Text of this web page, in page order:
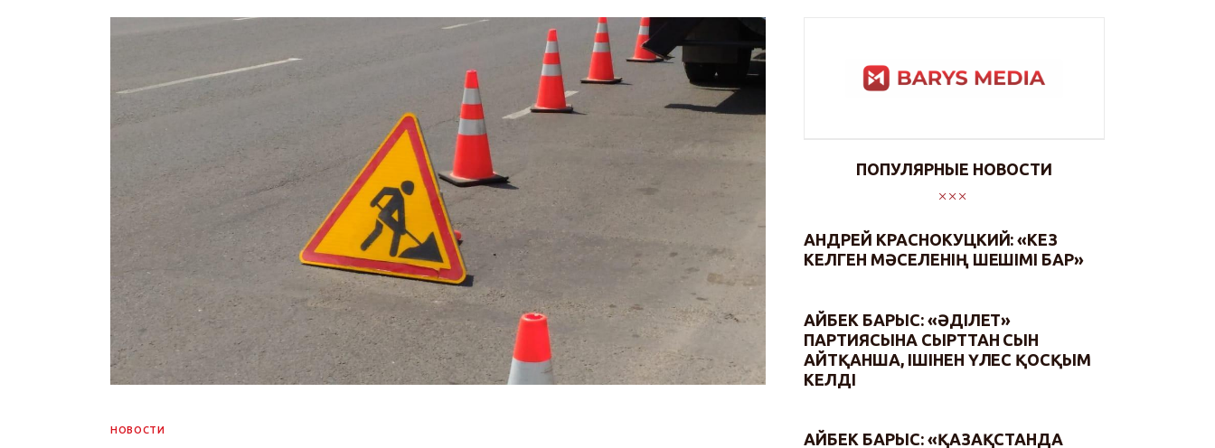
НОВОСТИ
ПОПУЛЯРНЫЕ НОВОСТИ
АНДРЕЙ КРАСНОКУЦКИЙ: «КЕЗ
КЕЛГЕН МӘСЕЛЕНІҢ ШЕШІМІ БАР»
АЙБЕК БАРЫС: «ӘДІЛЕТ»
ПАРТИЯСЫНА СЫРТТАН СЫН
АЙТҚАНША, ІШІНЕН ҮЛЕС ҚОСҚЫМ
КЕЛДІ
АЙБЕК БАРЫС: «ҚАЗАҚСТАНДА